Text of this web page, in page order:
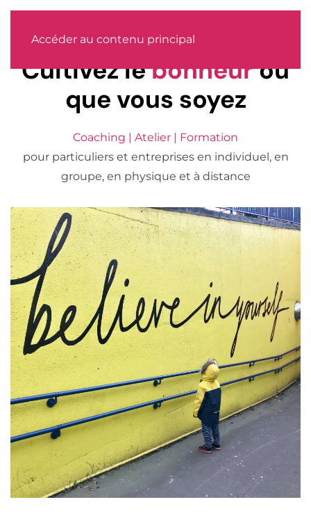
Accéder au contenu principal
Cultivez lebonheuroù
que vous soyez
Coaching | Atelier | Formation
pour particuliers et entreprises en individuel, en
groupe, en physique et à distance